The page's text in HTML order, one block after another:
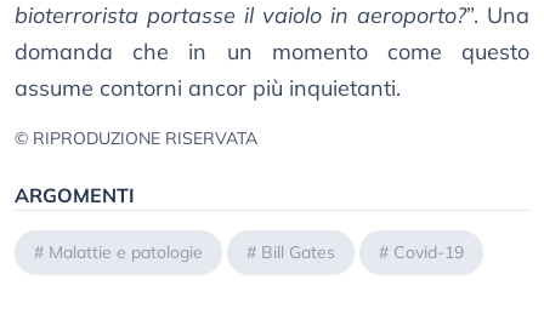
bioterrorista portasse il vaiolo in aeroporto?”. Una
domanda che in un momento come questo
assume contorni ancor più inquietanti.
© RIPRODUZIONE RISERVATA
ARGOMENTI
# Malattie e patologie # Bill Gates # Covid-19